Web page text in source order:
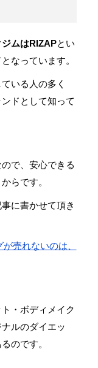
ムはRIZAPとい
なっています。
いる人の多く
ドとして知って
で、安心できる
らです。
に書かせて頂き
売れないのは、
・ボディメイク
ルのダイエッ
のです。